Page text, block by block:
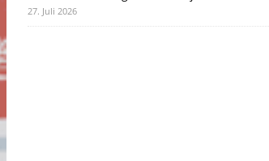
27. Juli 2026